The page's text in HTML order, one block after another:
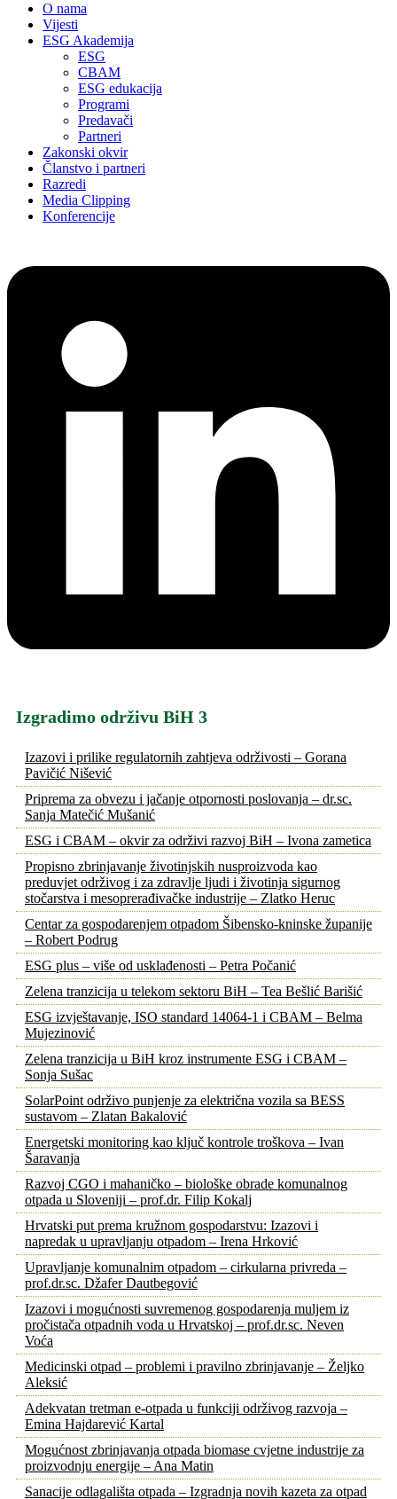
O nama
Vijesti
ESG Akademija
ESG
CBAM
ESG edukacija
Programi
Predavači
Partneri
Zakonski okvir
Članstvo i partneri
Razredi
Media Clipping
Konferencije
Izgradimo održivu BiH 3
Izazovi i prilike regulatornih zahtjeva održivosti – Gorana
Pavičić Nišević
Priprema za obvezu i jačanje otpornosti poslovanja – dr.sc.
Sanja Matečić Mušanić
ESG i CBAM – okvir za održivi razvoj BiH – Ivona zametica
Propisno zbrinjavanje životinjskih nusproizvoda kao
preduvjet održivog i za zdravlje ljudi i životinja sigurnog
stočarstva i mesoprerađivačke industrije – Zlatko Heruc
Centar za gospodarenjem otpadom Šibensko-kninske županije
– Robert Podrug
ESG plus – više od usklađenosti – Petra Počanić
Zelena tranzicija u telekom sektoru BiH – Tea Bešlić Barišić
ESG izvještavanje, ISO standard 14064-1 i CBAM – Belma
Mujezinović
Zelena tranzicija u BiH kroz instrumente ESG i CBAM –
Sonja Sušac
SolarPoint održivo punjenje za električna vozila sa BESS
sustavom – Zlatan Bakalović
Energetski monitoring kao ključ kontrole troškova – Ivan
Šaravanja
Razvoj CGO i mahaničko – biološke obrade komunalnog
otpada u Sloveniji – prof.dr. Filip Kokalj
Hrvatski put prema kružnom gospodarstvu: Izazovi i
napredak u upravljanju otpadom – Irena Hrković
Upravljanje komunalnim otpadom – cirkularna privreda –
prof.dr.sc. Džafer Dautbegović
Izazovi i mogućnosti suvremenog gospodarenja muljem iz
pročistača otpadnih voda u Hrvatskoj – prof.dr.sc. Neven
Voća
Medicinski otpad – problemi i pravilno zbrinjavanje – Željko
Aleksić
Adekvatan tretman e-otpada u funkciji održivog razvoja –
Emina Hajdarević Kartal
Mogućnost zbrinjavanja otpada biomase cvjetne industrije za
proizvodnju energije – Ana Matin
Sanacije odlagališta otpada – Izgradnja novih kazeta za otpad